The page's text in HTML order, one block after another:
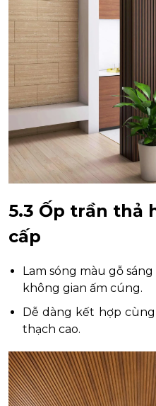
5.3 Ốp trần thả
cấp
Lam sóng màu gỗ
không gian ấm cúng.
Dễ dàng kết hợp
thạch cao.